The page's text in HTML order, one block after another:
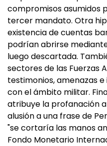
compromisos asumidos
tercer mandato. Otra
existencia de cuentas
podrían abrirse
luego descartada.
sectores de las Fuerzas
testimonios, amenazas
con el ámbito militar.
atribuye la profanación
alusión a una frase de
"se cortaría las manos
Fondo Monetario